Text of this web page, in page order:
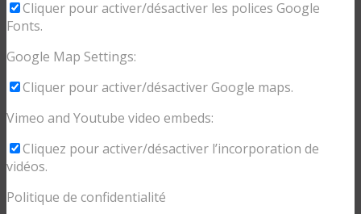
Cliquer pour activer/désactiver les polices Google
Fonts.
Google Map Settings:
Cliquer pour activer/désactiver Google maps.
Vimeo and Youtube video embeds:
Cliquez pour activer/désactiver l’incorporation de
vidéos.
Politique de confidentialité